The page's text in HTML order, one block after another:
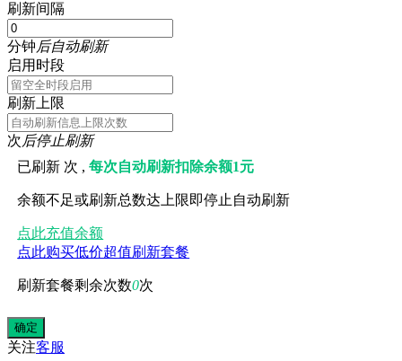
刷新间隔
分钟后自动刷新
启用时段
刷新上限
次后停止刷新
已刷新 次 ,每次自动刷新扣除余额1元
余额不足或刷新总数达上限即停止自动刷新
点此充值余额
点此购买低价超值刷新套餐
刷新套餐剩余次数0次
关注客服